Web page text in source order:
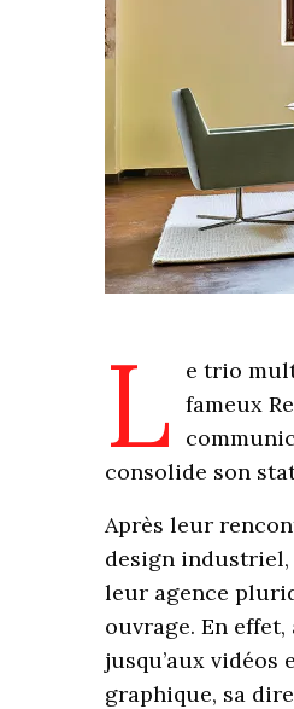
L
e trio
fameux
consolide son
Après leur
design industriel,
leur agence
ouvrage. En
jusqu’aux
graphique, sa